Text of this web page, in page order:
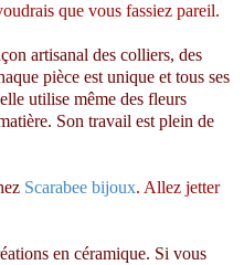
que vous fassiez pareil.
artisanal des colliers, des
pièce est unique et tous ses
utilise même des fleurs
Son travail est plein de
Scarabee bijoux. Allez jetter
en céramique. Si vous